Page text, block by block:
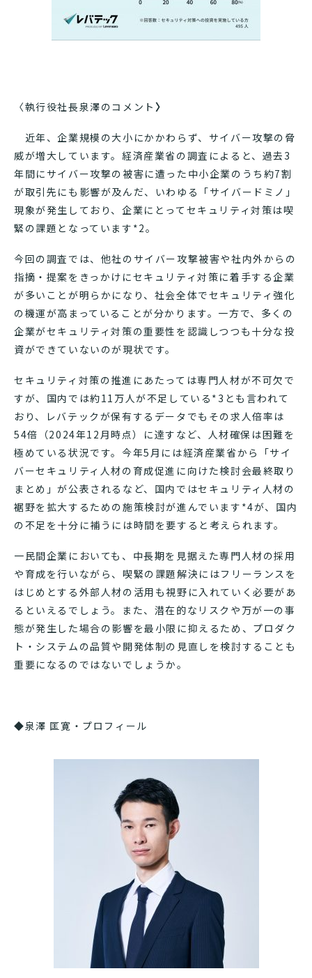
〈執行役社長泉澤のコメント 〉
近年、企業規模の大小にかかわらず、サイバー攻撃の脅
威が増大しています。経済産業省の調査によると、過去3
年間にサイバー攻撃の被害に遭った中小企業のうち約7割
が取引先にも影響が及んだ、いわゆる「サイバードミノ」
現象が発生しており、企業にとってセキュリティ対策は喫
緊の課題となっています*2。
今回の調査では、他社のサイバー攻撃被害や社内外からの
指摘・提案をきっかけにセキュリティ対策に着手する企業
が多いことが明らかになり、社会全体でセキュリティ強化
の機運が高まっていることが分かります。一方で、多くの
企業がセキュリティ対策の重要性を認識しつつも十分な投
資ができていないのが現状です。
セキュリティ対策の推進にあたっては専門人材が不可欠で
すが、国内では約11万人が不足している*3とも言われて
おり、レバテックが保有するデータでもその求人倍率は
54倍（2024年12月時点）に達すなど、人材確保は困難を
極めている状況です。今年5月には経済産業省から「サイ
バーセキュリティ人材の育成促進に向けた検討会最終取り
まとめ」が公表されるなど、国内ではセキュリティ人材の
裾野を拡大するための施策検討が進んでいます*4が、国内
の不足を十分に補うには時間を要すると考えられます。
一民間企業においても、中長期を見据えた専門人材の採用
や育成を行いながら、喫緊の課題解決にはフリーランスを
はじめとする外部人材の活用も視野に入れていく必要があ
るといえるでしょう。また、潜在的なリスクや万が一の事
態が発生した場合の影響を最小限に抑えるため、プロダク
ト・システムの品質や開発体制の見直しを検討することも
重要になるのではないでしょうか。
◆泉澤 匡寛・プロフィール